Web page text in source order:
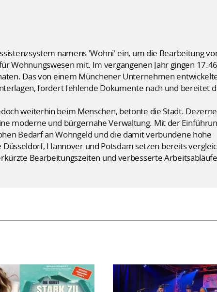
namens 'Wohni' ein, um die Bearbeitung
Wohnungswesen mit. Im vergangenen Jahr gingen
Das von einem Münchener Unternehmen
fordert fehlende Dokumente nach und bereitet
weiterhin beim Menschen, betonte die Stadt.
moderne und bürgernahe Verwaltung. Mit der
Bedarf an Wohngeld und die damit verbundene hohe
Hannover und Potsdam setzen bereits
Bearbeitungszeiten und verbesserte